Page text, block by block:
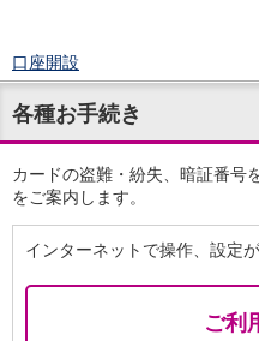
口座開設
ログイン
チャット
メニュー
商品・サービス
預金
円預金TOP
普通預金
定期預金
各種お手続き
カードの盗難・紛失、暗証番号
をご案内します。
インターネットで操作、設定
ご利